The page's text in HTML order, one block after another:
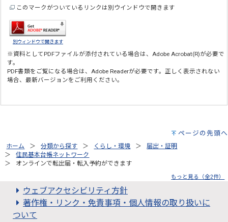
このマークがついているリンクは別ウインドウで開きます
別ウィンドウで開きます
※資料としてPDFファイルが添付されている場合は、Adobe Acrobat(R)が必要で
す。
PDF書類をご覧になる場合は、Adobe Readerが必要です。正しく表示されない
場合、最新バージョンをご利用ください。
ページの先頭へ
ホーム 分類から探す くらし・環境
届出・証明
住民基本台帳ネットワーク
オンラインで転出届・転入予約ができます
もっと見る（全2件）
ウェブアクセシビリティ方針
著作権・リンク・免責事項・個人情報の取り扱いに
ついて